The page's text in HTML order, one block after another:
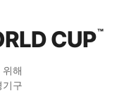
CUP™
해
기구